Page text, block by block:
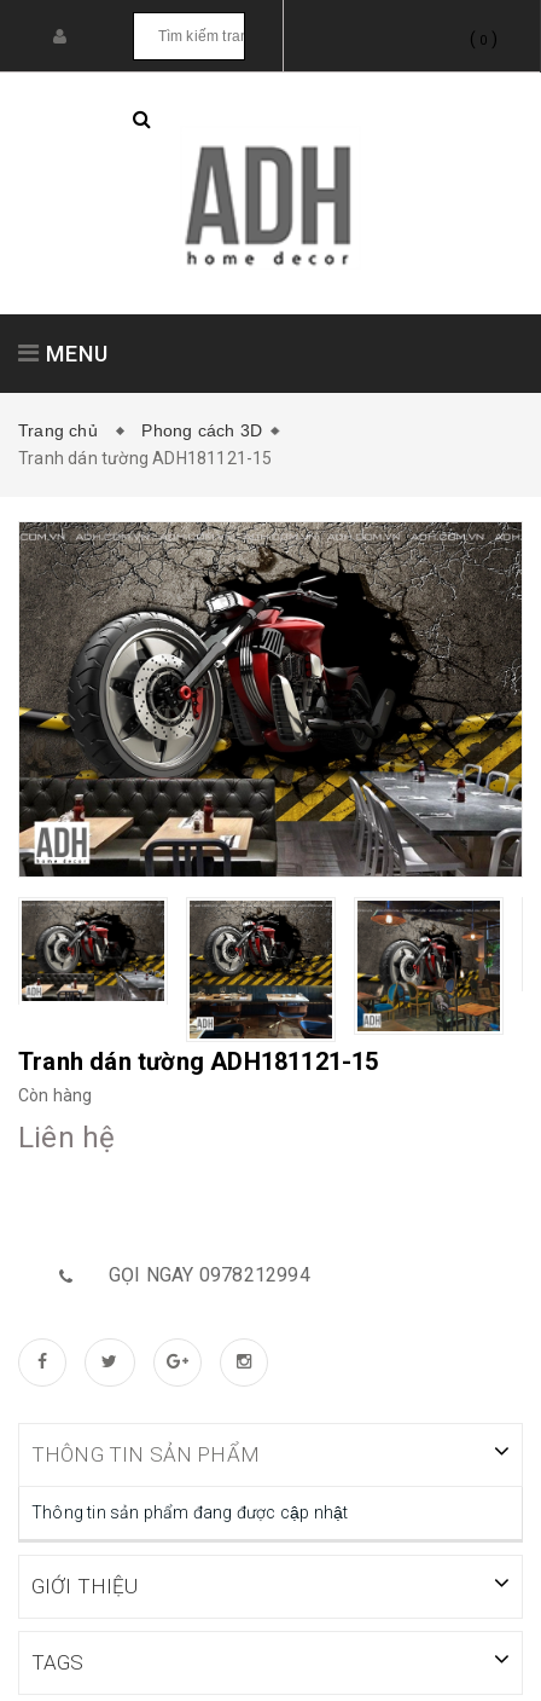
( 0 )
MENU
Tranh treo tường
Mua File Tranh Tranh Thực Tế
Thế giới Decor Giới thiệu
Trang chủ
Phong cách 3D
Tranh dán tường ADH181121-15
Tranh dán tường ADH181121-15
Còn hàng
Liên hệ
GỌI NGAY 0978212994
THÔNG TIN SẢN PHẨM
Thông tin sản phẩm đang được cập nhật
GIỚI THIỆU
TAGS